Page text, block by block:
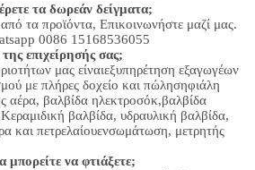
τα δωρεάν δείγματα;
τα προϊόντα, Επικοινωνήστε μαζί μας.
0086 15168536055
επιχείρησής σας;
μας είναιεξυπηρέτηση εξαγωγέων
με πλήρες δοχείο και πώλησηφιάλη
αέρα, βαλβίδα ηλεκτροσόκ,βαλβίδα
Κεραμιδική βαλβίδα, υδραυλική βαλβίδα,
και πετρελαίουενσωμάτωση, μετρητής
μπορείτε να φτιάξετε;